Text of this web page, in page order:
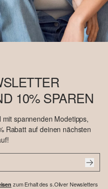
10% SPAREN
spannenden Modetipps,
Rabatt auf deinen nächsten
zum Erhalt des s.Oliver Newsletters